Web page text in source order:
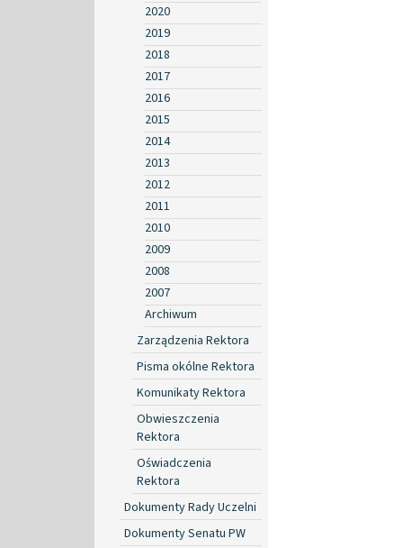
2020
2019
2018
2017
2016
2015
2014
2013
2012
2011
2010
2009
2008
2007
Archiwum
Zarządzenia Rektora
Pisma okólne Rektora
Komunikaty Rektora
Obwieszczenia
Rektora
Oświadczenia
Rektora
Dokumenty Rady Uczelni
Dokumenty Senatu PW